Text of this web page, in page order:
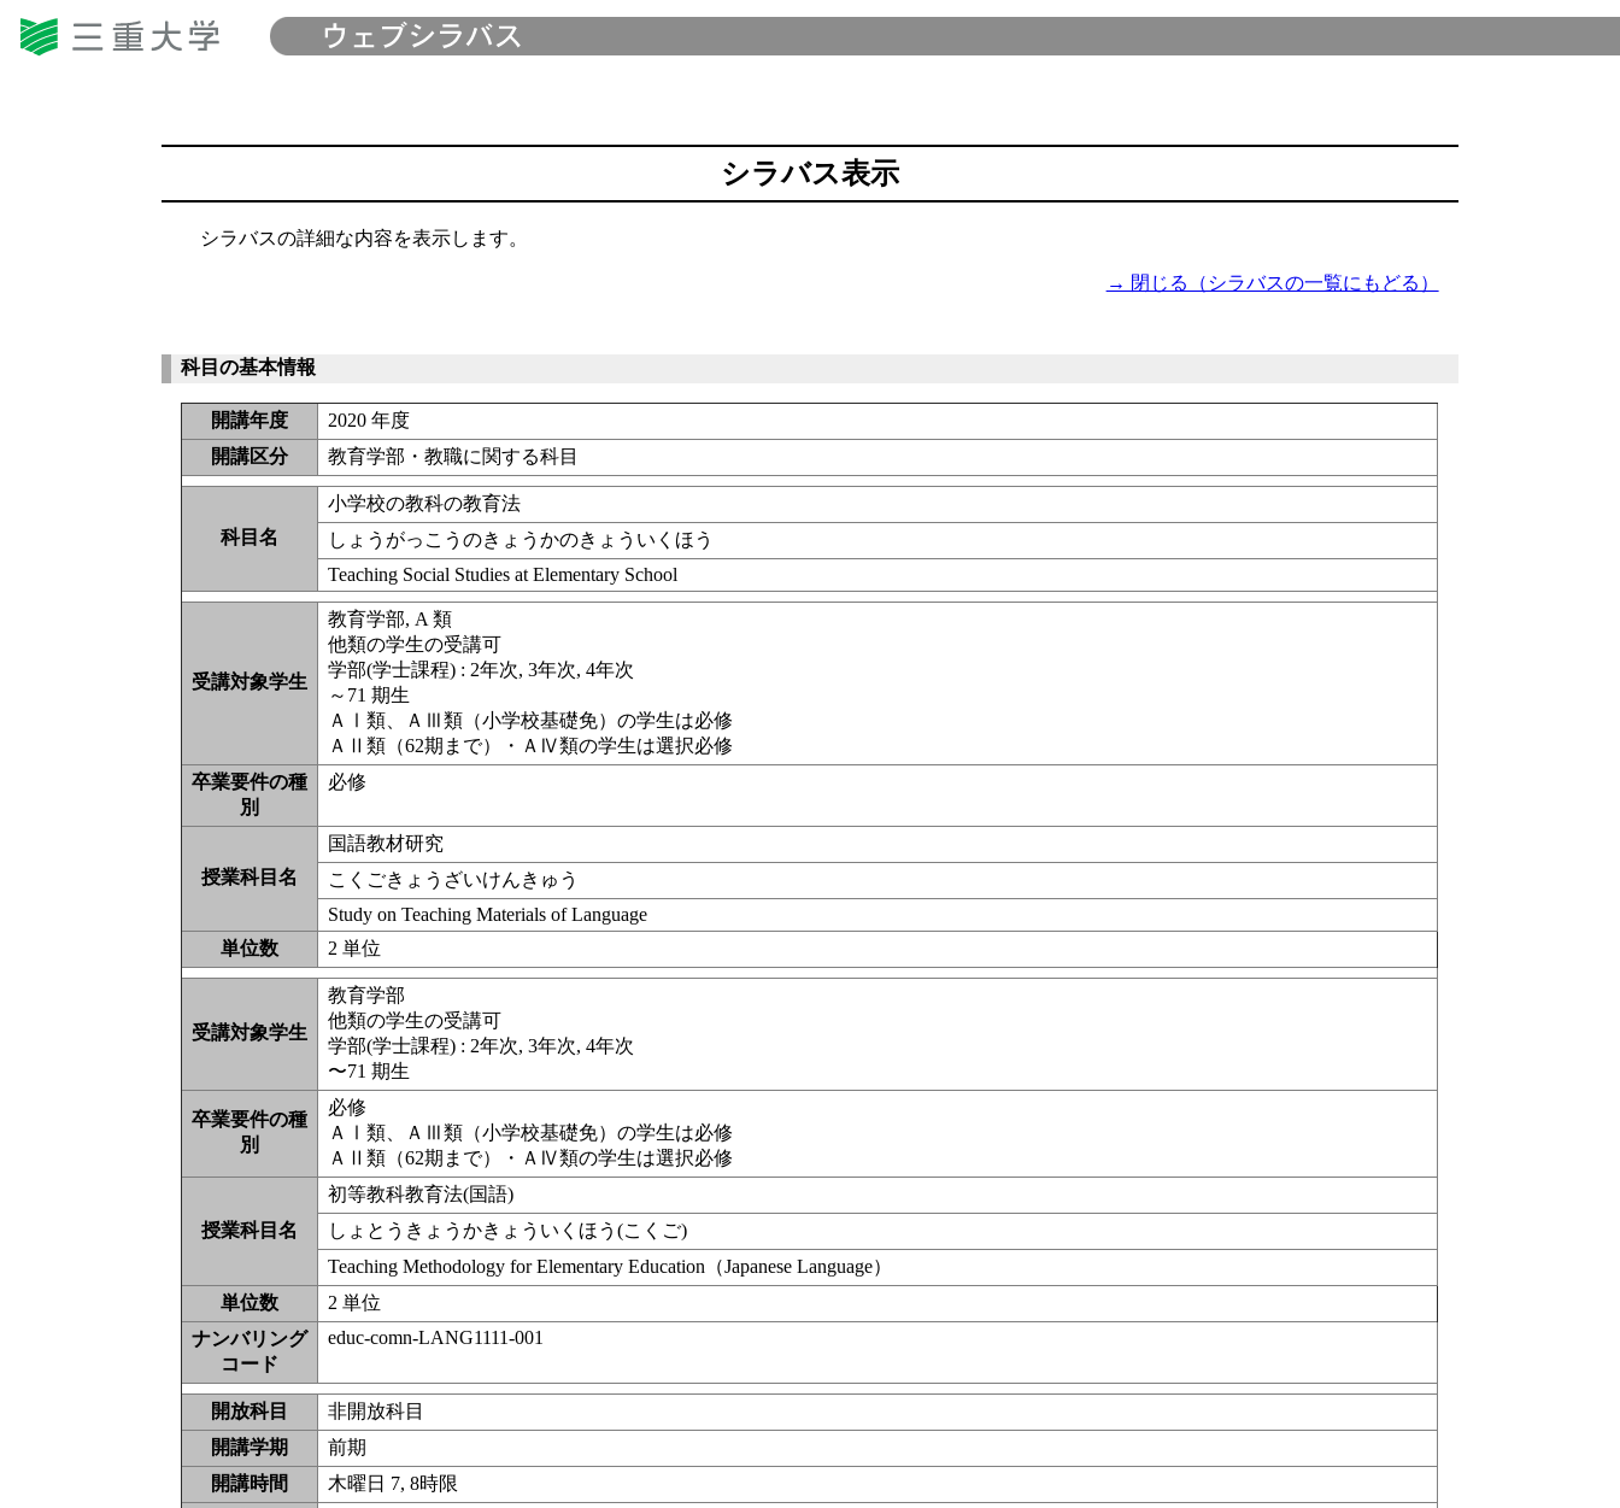
シラバス表示
シラバスの詳細な内容を表示します。
→ 閉じる（シラバスの一覧にもどる）
科目の基本情報
開講年度
2020 年度
開講区分
教育学部・教職に関する科目
科目名
小学校の教科の教育法
しょうがっこうのきょうかのきょういくほう
Teaching Social Studies at Elementary School
受講対象学生
教育学部, A 類
他類の学生の受講可
学部(学士課程) : 2年次, 3年次, 4年次
～71 期生
ＡⅠ類、ＡⅢ類（小学校基礎免）の学生は必修
ＡⅡ類（62期まで）・ＡⅣ類の学生は選択必修
卒業要件の種
別
必修
授業科目名
国語教材研究
こくごきょうざいけんきゅう
Study on Teaching Materials of Language
単位数
2 単位
受講対象学生
教育学部
他類の学生の受講可
学部(学士課程) : 2年次, 3年次, 4年次
〜71 期生
卒業要件の種
別
必修
ＡⅠ類、ＡⅢ類（小学校基礎免）の学生は必修
ＡⅡ類（62期まで）・ＡⅣ類の学生は選択必修
授業科目名
初等教科教育法(国語)
しょとうきょうかきょういくほう(こくご)
Teaching Methodology for Elementary Education（Japanese Language）
単位数
2 単位
ナンバリング
コード
educ-comn-LANG1111-001
開放科目
非開放科目
開講学期
前期
開講時間
木曜日 7, 8時限